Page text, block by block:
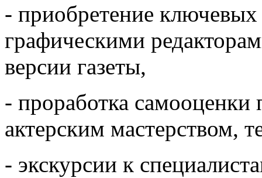
- приобретение
графическими
версии газеты,
- проработка самооценки
актерским мастерством,
- экскурсии к